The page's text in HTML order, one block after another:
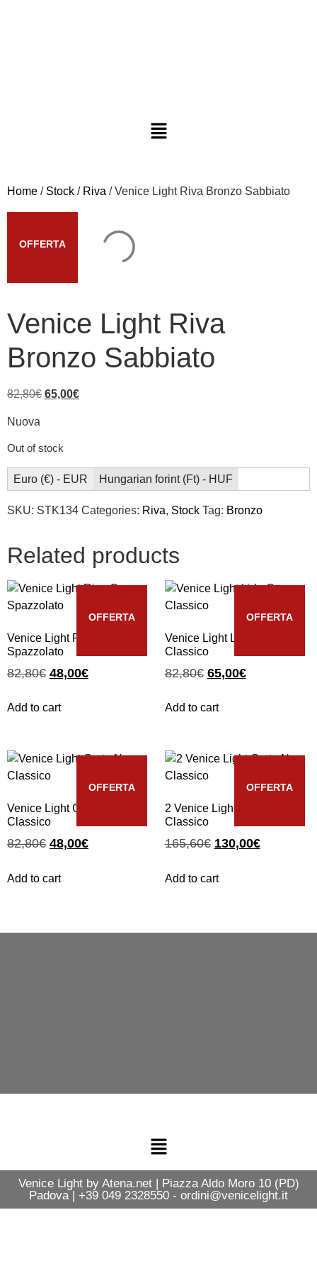
Home / Stock / Riva / Venice Light Riva Bronzo Sabbiato
OFFERTA
Venice Light Riva
Bronzo Sabbiato
82,80€ 65,00€
Nuova
Out of stock
Euro (€) - EUR Hungarian forint (Ft) - HUF
SKU: STK134 Categories: Riva, Stock Tag: Bronzo
Related products
OFFERTA
Venice Light Riva Oro
Spazzolato
82,80€ 48,00€
Add to cart
OFFERTA
Venice Light Lido Oro
Classico
82,80€ 65,00€
Add to cart
OFFERTA
Venice Light Corte Nero
Classico
82,80€ 48,00€
Add to cart
OFFERTA
2 Venice Light Corte Nero
Classico
165,60€ 130,00€
Add to cart
Venice Light by Atena.net | Piazza Aldo Moro 10 (PD)
Padova | +39 049 2328550 - ordini@venicelight.it